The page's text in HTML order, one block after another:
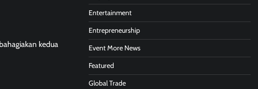
kedua
Entertainment
Entrepreneurship
Event More News
Featured
Global Trade